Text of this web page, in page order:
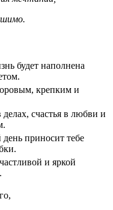
будет наполнена
крепким и
счастья в любви и
приносит тебе
и яркой